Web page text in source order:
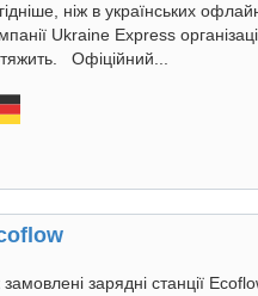
ніж в українських
Ukraine Express
Офіційний...
замовлені зарядні станції